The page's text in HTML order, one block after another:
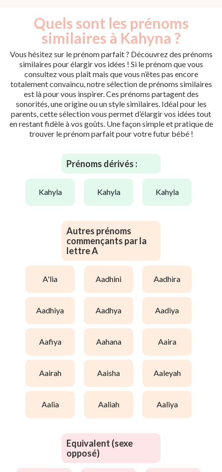
Quels sont les prénoms
similaires à Kahyna ?
Vous hésitez sur le prénom parfait ? Découvrez des prénoms
similaires pour élargir vos idées ! Si le prénom que vous
consultez vous plaît mais que vous n’êtes pas encore
totalement convaincu, notre sélection de prénoms similaires
est là pour vous inspirer. Ces prénoms partagent des
sonorités, une origine ou un style similaires. Idéal pour les
parents, cette sélection vous permet d’élargir vos idées tout
en restant fidèle à vos goûts. Une façon simple et pratique de
trouver le prénom parfait pour votre futur bébé !
Prénoms dérivés :
kahyla kahyla kahyla
Autres prénoms
commençants par la
lettre A
a'lia aadhini aadhira
aadhiya aadhya aadiya
aafiya aahana aaira
aairah aaisha aaleyah
aalia aaliah aaliya
Equivalent (sexe
opposé)